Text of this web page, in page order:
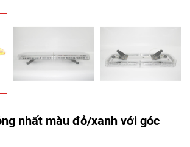
nhất màu đỏ/xanh với góc